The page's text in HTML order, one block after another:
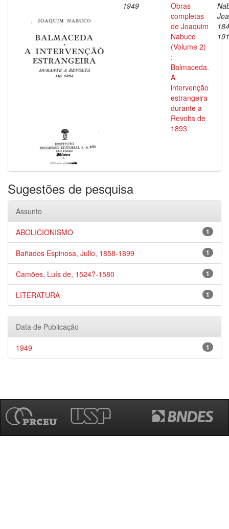
1949
Obras
completas
de Joaquim
Nabuco
(Volume 2)
:
Balmaceda.
A
intervenção
estrangeira
durante a
Revolta de
1893
Sugestões de pesquisa
Assunto
1
ABOLICIONISMO
1
Bañados Espinosa, Julio, 1858-1899
1
Camões, Luís de, 1524?-1580
1
LITERATURA
Data de Publicação
1
1949